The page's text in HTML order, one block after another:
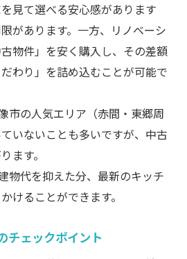
自分たちらしい「理想の住ま
見て選べる安心感があります
があります。一方、リノベーシ
物件」を安く購入し、その差額
わり」を詰め込むことが可能で
市の人気エリア（赤間・東郷周
いないことも多いですが、中古
ます。
物代を抑えた分、最新のキッチ
けることができます。
チェックポイント